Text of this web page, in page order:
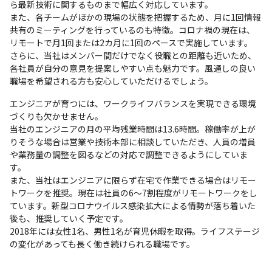
ら最新技術に関するものまで幅広く対応しています。
また、各チームがほかの現場の状態を把握するため、月に1回情報
共有のミーティングを行っているのも特徴。コロナ禍の現在は、
リモートで月1回または2カ月に1回のペースで実施しています。
さらに、当社はメンバー間だけでなく役職との距離も近いため、
各社員が自分の意見を提案しやすい点も魅力です。風通しの良い
職場を希望される方も安心していただけるでしょう。
エンジニアが育つには、ワークライフバランスを実現できる環境
づくりも欠かせません。
当社のエンジニアの月の平均残業時間は13.6時間。稼働率が上が
りそうな場合は営業や技術本部に相談していただき、人員の増員
や業務量の調整を図るなどの対応で調整できるようにしていま
す。
また、当社はエンジニアに限らず在宅で作業できる場合はリモー
トワークを推奨。現在は社員の6～7割程度がリモートワークをし
ています。新型コロナウイルス感染拡大による情勢が落ち着いた
後も、推奨していく予定です。
2018年には女性1名、男性1名が育児休暇を取得。ライフステージ
の変化があっても長く働き続けられる職場です。